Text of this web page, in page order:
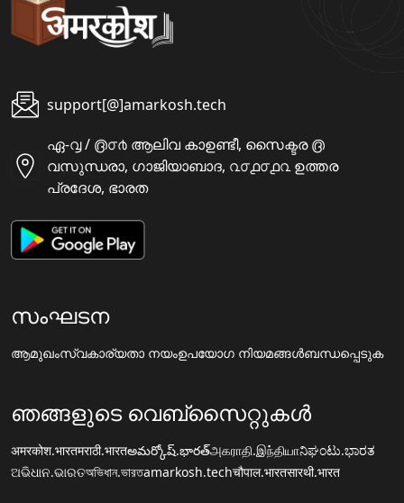
support[@]amarkosh.tech
ഏ-൮ / ൫൦൪ ആലിവ കാഉണ്ടീ, സൈക്ടര ൫
വസുന്ധരാ, ഗാജിയാബാദ, ൨൦൧൦൧൨ ഉത്തര
പ്രദേശ, ഭാരത
സംഘടന
ആമുഖംസ്വകാര്യതാ നയംഉപയോഗ നിയമങ്ങൾബന്ധപ്പെടുക
ഞങ്ങളുടെ വെബ്സൈറ്റുകൾ
अमरकोश.भारतमराठी.भारतఅమర్కోష్.భారత్அகராதி.இந்தியாನಿಘಂಟು.ಭಾರತ
ଅଭିଧାନ.ଭାରତঅভিধান.ভারতamarkosh.techचौपाल.भारतसारथी.भारत